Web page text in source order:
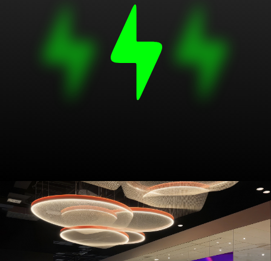
Конференц-залы
Центры мониторинга и управления